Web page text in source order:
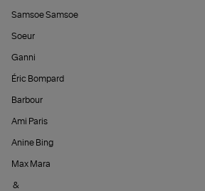
Samsoe Samsoe
Soeur
Ganni
Éric Bompard
Barbour
Ami Paris
Anine Bing
Max Mara
&